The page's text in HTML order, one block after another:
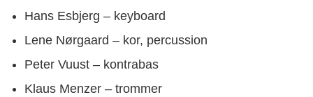
Hans Esbjerg – keyboard
Lene Nørgaard – kor, percussion
Peter Vuust – kontrabas
Klaus Menzer – trommer